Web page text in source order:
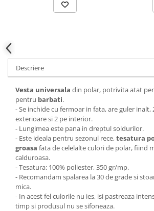
Descriere
Vesta universala din polar, potrivita atat
pentru barbati.
- Se inchide cu fermoar in fata, are guler inalt,
exterioare si 2 pe interior.
- Lungimea este pana in dreptul soldurilor.
- Este ideala pentru sezonul rece,tesatura
groasa fata de celelalte culori de polar, fiind
calduroasa.
- Tesatura: 100% poliester, 350 gr/mp.
- Recomandam spalarea la 30 de grade si
mica.
- In acest fel culorile nu ies, isi pastreaza
timp si produsul nu se sifoneaza.